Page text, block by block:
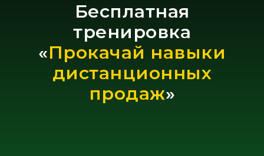
Бесплатная
тренировка
«Прокачай навыки
дистанционных
продаж»